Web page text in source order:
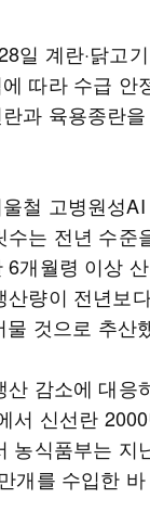
일 계란·닭고
따라 수급 안
과 육용종란
철 고병원성
수는 전년 수준
6개월령 이상
산량이 전년보
것으로 추산
산 감소에 대응
서 신선란
농식품부는 지
개를 수입한